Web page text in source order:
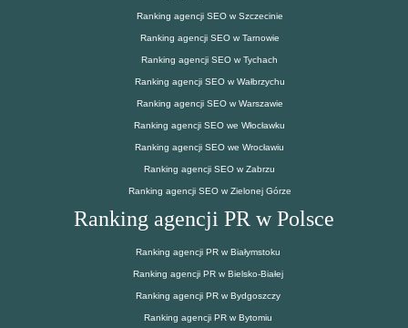
Ranking agencji SEO w Szczecinie
Ranking agencji SEO w Tarnowie
Ranking agencji SEO w Tychach
Ranking agencji SEO w Wałbrzychu
Ranking agencji SEO w Warszawie
Ranking agencji SEO we Włocławku
Ranking agencji SEO we Wrocławiu
Ranking agencji SEO w Zabrzu
Ranking agencji SEO w Zielonej Górze
Ranking agencji PR w Polsce
Ranking agencji PR w Białymstoku
Ranking agencji PR w Bielsko-Białej
Ranking agencji PR w Bydgoszczy
Ranking agencji PR w Bytomiu